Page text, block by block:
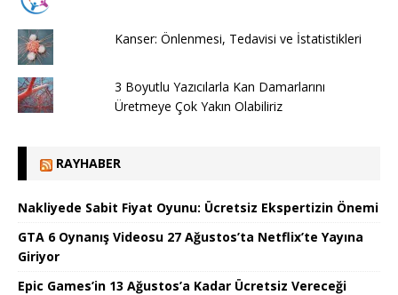
Kanser: Önlenmesi, Tedavisi ve İstatistikleri
3 Boyutlu Yazıcılarla Kan Damarlarını
Üretmeye Çok Yakın Olabiliriz
RAYHABER
Nakliyede Sabit Fiyat Oyunu: Ücretsiz Ekspertizin Önemi
GTA 6 Oynanış Videosu 27 Ağustos’ta Netflix’te Yayına
Giriyor
Epic Games’in 13 Ağustos’a Kadar Ücretsiz Vereceği